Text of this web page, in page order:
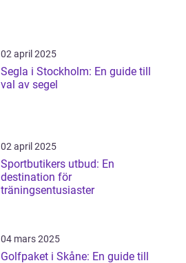
02 april 2025
Segla i Stockholm: En guide till
val av segel
02 april 2025
Sportbutikers utbud: En
destination för
träningsentusiaster
04 mars 2025
Golfpaket i Skåne: En guide till